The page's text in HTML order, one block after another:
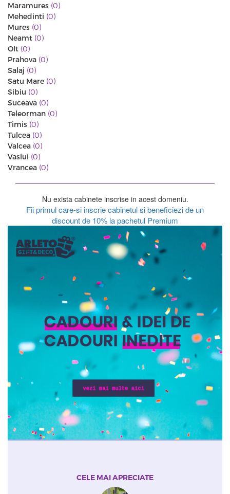
Maramures (0)
Mehedinti (0)
Mures (0)
Neamt (0)
Olt (0)
Prahova (0)
Salaj (0)
Satu Mare (0)
Sibiu (0)
Suceava (0)
Teleorman (0)
Timis (0)
Tulcea (0)
Valcea (0)
Vaslui (0)
Vrancea (0)
Nu exista cabinete inscrise in acest domeniu.
Fii primul care-si inscrie cabinetul si beneficiezi de un
discount de 10% la pachetul Premium
CELE MAI APRECIATE